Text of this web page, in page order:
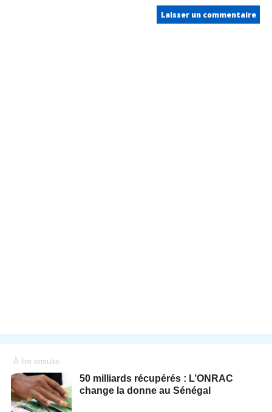
À lire ensuite
50 milliards récupérés : L’ONRAC
change la donne au Sénégal